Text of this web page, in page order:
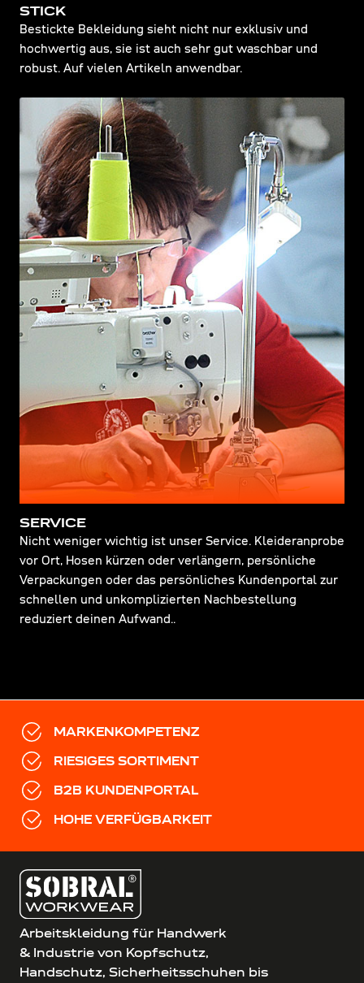
STICK
Bestickte Bekleidung sieht nicht nur exklusiv und
hochwertig aus, sie ist auch sehr gut waschbar und
robust. Auf vielen Artikeln anwendbar.
SERVICE
Nicht weniger wichtig ist unser Service. Kleideranprobe
vor Ort, Hosen kürzen oder verlängern, persönliche
Verpackungen oder das persönliches Kundenportal zur
schnellen und unkomplizierten Nachbestellung
reduziert deinen Aufwand..
MARKENKOMPETENZ
RIESIGES SORTIMENT
B2B KUNDENPORTAL
HOHE VERFÜGBARKEIT
Arbeitskleidung für Handwerk
& Industrie von Kopfschutz,
Handschutz, Sicherheitsschuhen bis